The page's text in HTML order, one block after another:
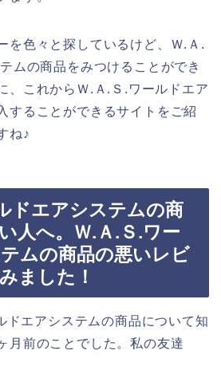
を色々と探しているけど、Ｗ.Ａ.
ムの商品をみつけることができ
、これからＷ.Ａ.Ｓ.ワールドエア
することができるサイトをご紹
ね♪
ドエアシステムの商
人へ。Ｗ.Ａ.Ｓ.ワー
ムの商品の悪いレビ
ました！
ドエアシステムの商品について知
月前のことでした。私の友達